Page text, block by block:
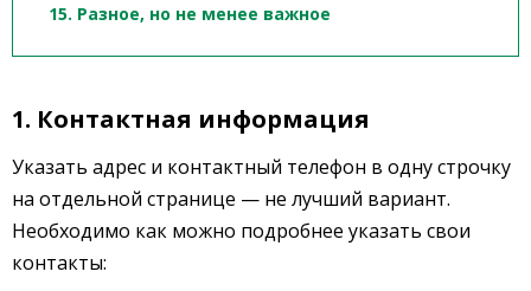
15. Разное, но не менее важное
1. Контактная информация
Указать адрес и контактный телефон в одну строчку
на отдельной странице — не лучший вариант.
Необходимо как можно подробнее указать свои
контакты: